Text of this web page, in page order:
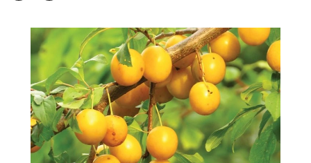
PRZYRODA
ZWIERZĘTA DOMOWE
ZWIERZĘTA W NATURZE